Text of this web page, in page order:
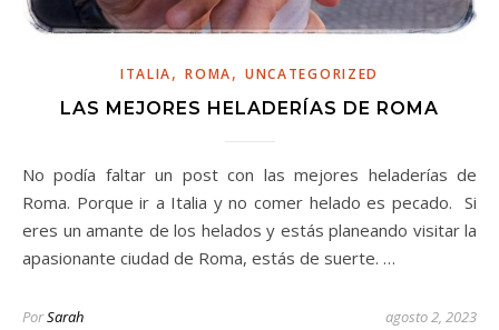
ITALIA,ROMA, UNCATEGORIZED
LAS MEJORES HELADERÍAS DE ROMA
No podía faltar un post con las mejores heladerías de
Roma. Porque ir a Italia y no comer helado es pecado. Si
eres un amante de los helados y estás planeando visitar la
apasionante ciudad de Roma, estás de suerte. …
PorSarah agosto 2, 2023